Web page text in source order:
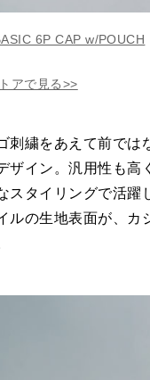
6P CAP w/POUCH
アで見る>>
刺繍をあえて前では
ザイン。汎用性も高
スタイリングで活躍
ルの生地表面が、カ